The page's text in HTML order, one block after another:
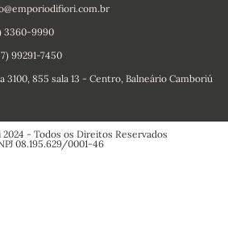
3360-9990
99291-7450
3100, 855 sala 13 - Centro, Balneário Camboriú
- Todos os Direitos Reservados
08.195.629/0001-46